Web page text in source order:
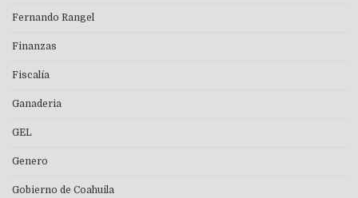
Fernando Rangel
Finanzas
Fiscalía
Ganaderia
GEL
Genero
Gobierno de Coahuila